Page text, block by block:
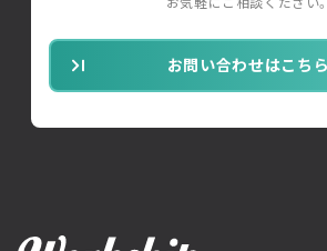
お問い合わせはこちら